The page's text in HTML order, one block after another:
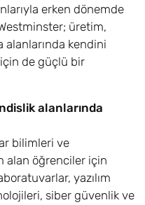
Eylül £17.600
Eylül
erken dönemde
üretim,
alanlarında kendini
de güçlü bir
alanlarında
bilimleri ve
alan öğrenciler için
yazılım
siber güvenlik ve